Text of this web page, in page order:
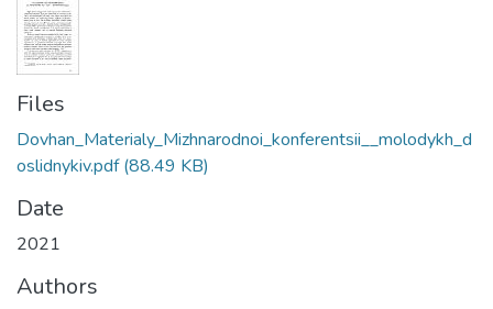
Files
Dovhan_Materialy_Mizhnarodnoi_konferentsii__molodykh_d
oslidnykiv.pdf(88.49 KB)
Date
2021
Authors